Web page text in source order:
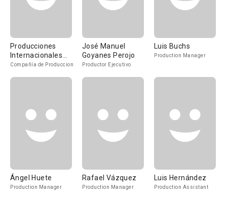
Producciones
Internacionales
Cinematográficas
Compañía de Produccion
José Manuel
Goyanes Perojo
Productor Ejecutivo
Luis Buchs
Production Manager
Ángel Huete
Production Manager
Rafael Vázquez
Production Manager
Luis Hernández
Production Assistant